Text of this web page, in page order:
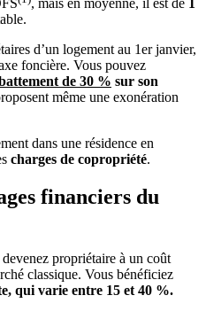
, mais en moyenne, il est de 1
d’un logement au 1er janvier,
foncière. Vous pouvez
de 30 % sur son
même une exonération
dans une résidence en
charges de copropriété.
financiers du
propriétaire à un coût
classique. Vous bénéficiez
qui varie entre 15 et 40 %.